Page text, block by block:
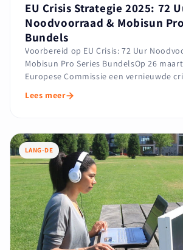
EU Crisis Strategie 2025: 72
Noodvoorraad & Mobisun
Bundels
Voorbereid op EU Crisis: 72 Uur
Mobisun Pro Series BundelsOp 26
Europese Commissie een vernieuwde
Lees meer
LANG-DE